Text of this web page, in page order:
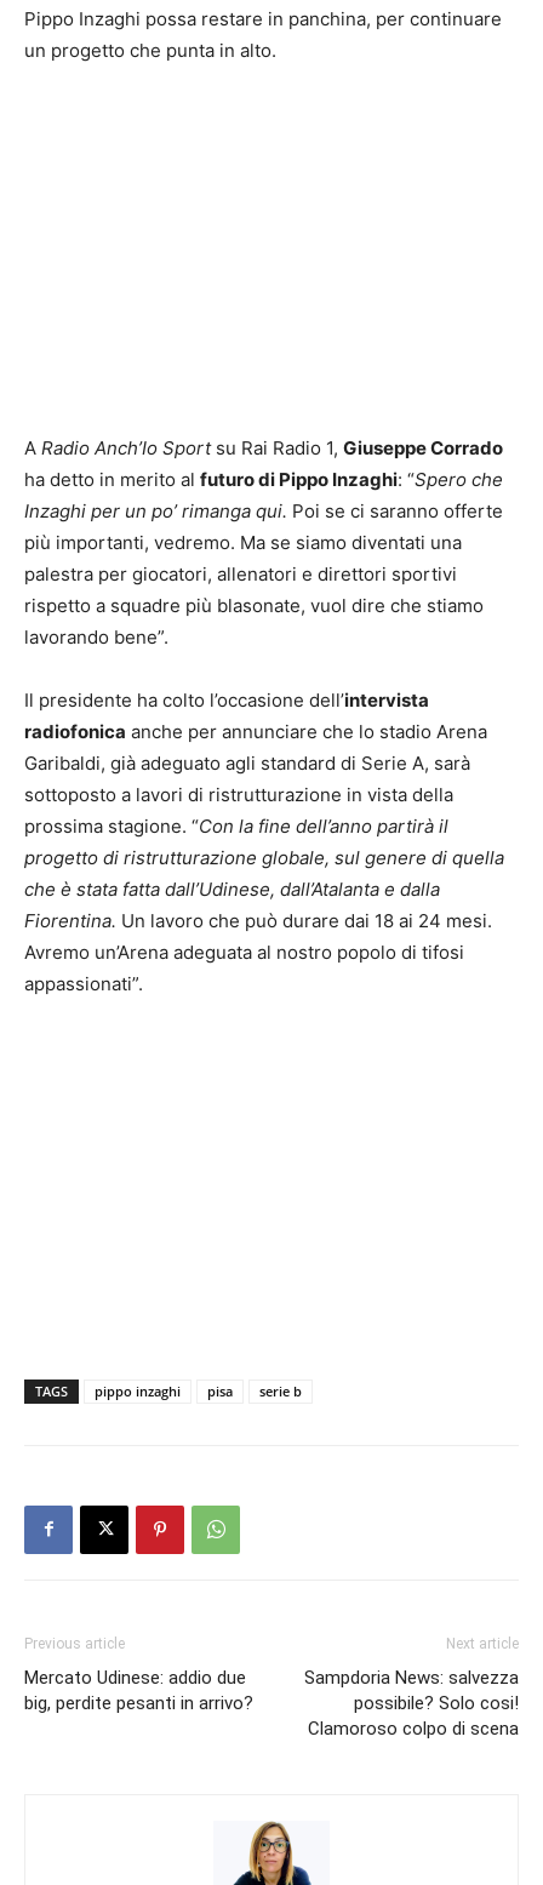
Pippo Inzaghi possa restare in panchina, per continuare
un progetto che punta in alto.
A Radio Anch’Io Sportsu Rai Radio 1, Giuseppe Corrado
ha detto in merito al futuro di Pippo Inzaghi: “Spero che
Inzaghi per un po’ rimanga qui. Poi se ci saranno offerte
più importanti, vedremo. Ma se siamo diventati una
palestra per giocatori, allenatori e direttori sportivi
rispetto a squadre più blasonate, vuol dire che stiamo
lavorando bene”.
Il presidente ha colto l’occasione dell’intervista
radiofonica anche per annunciare che lo stadio Arena
Garibaldi, già adeguato agli standard di Serie A, sarà
sottoposto a lavori di ristrutturazione in vista della
prossima stagione. “Con la fine dell’anno partirà il
progetto di ristrutturazione globale, sul genere di quella
che è stata fatta dall’Udinese, dall’Atalanta e dalla
Fiorentina. Un lavoro che può durare dai 18 ai 24 mesi.
Avremo un’Arena adeguata al nostro popolo di tifosi
appassionati”.
TAGS pippo inzaghi pisa serie b
Previous article
Mercato Udinese: addio due
big, perdite pesanti in arrivo?
Next article
Sampdoria News: salvezza
possibile? Solo cosi!
Clamoroso colpo di scena